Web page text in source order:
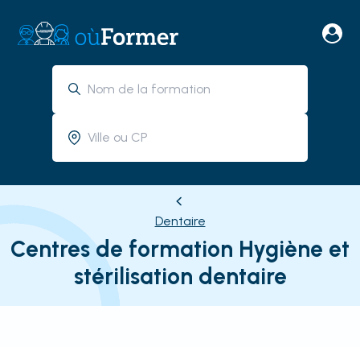
Dentaire
Centres de formation Hygiène et
stérilisation dentaire